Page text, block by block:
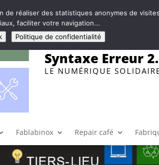
Syntaxe Erreur
LE NUMÉRIQUE
Fablabinox Repair café
Syntaxe Erreur 2.0
réaliser des statistiques anonymes de
faciliter votre navigation...
Politique de confidentialité